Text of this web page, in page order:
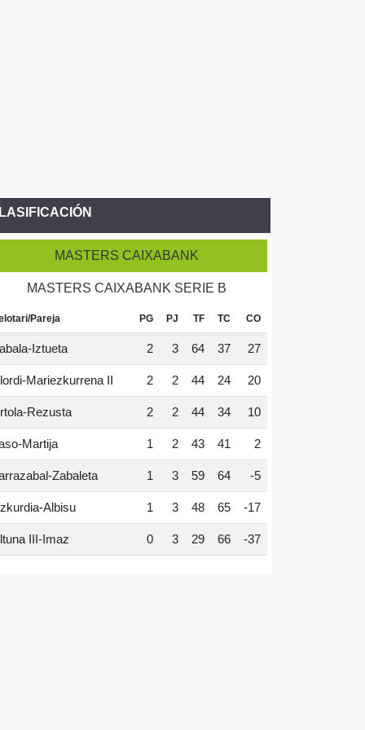
MASTERS CAIXABANK
MASTERS CAIXABANK SERIE B
Pareja PG PJ TF TC CO
Iztueta 2 3 64 37 27
Mariezkurrena II 2 2 44 24 20
Rezusta 2 2 44 34 10
Martija 1 2 43 41 2
Zabaleta 1 3 59 64 -5
Albisu 1 3 48 65 -17
III-Imaz 0 3 29 66 -37